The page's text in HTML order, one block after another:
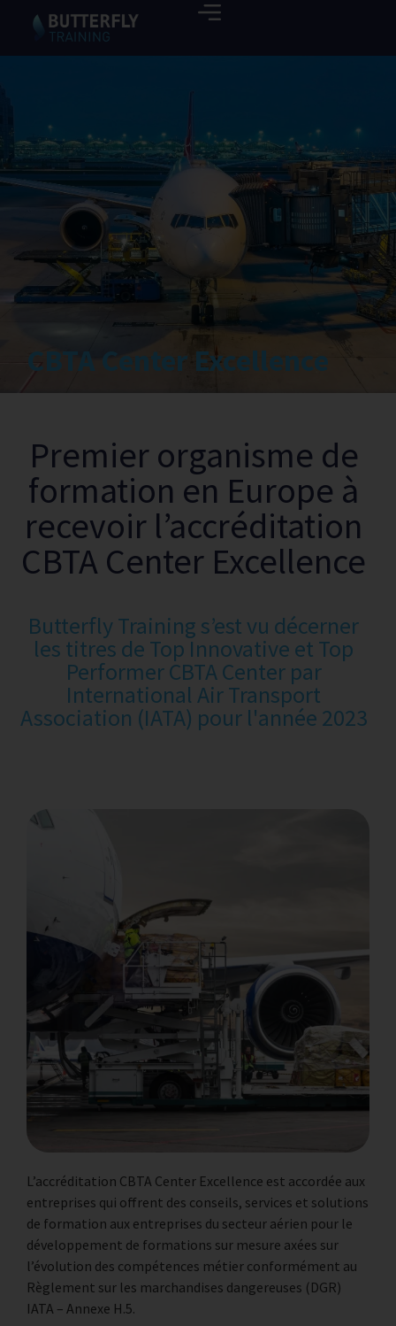
CBTA Center Excellence
Premier organisme de
formation en Europe à
recevoir l’accréditation
CBTA Center Excellence
Butterfly Training s’est vu décerner
les titres de Top Innovative et Top
Performer CBTA Center par
International Air Transport
Association (IATA) pour l'année 2023
L’accréditation CBTA Center Excellence est accordée aux
entreprises qui offrent des conseils, services et solutions
de formation aux entreprises du secteur aérien pour le
développement de formations sur mesure axées sur
l’évolution des compétences métier conformément au
Règlement sur les marchandises dangereuses (DGR)
IATA – Annexe H.5.